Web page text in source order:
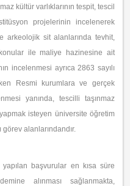
kültür varlıklarının tespit, tescil
projelerinin incelenerek
arkeolojik sit alanlarında tevhit,
ile maliye hazinesine ait
incelenmesi ayrıca 2863 sayılı
Resmi kurumlara ve gerçek
yanında, tescilli taşınmaz
isteyen üniversite öğretim
alanlarındandır.
başvurular en kısa süre
alınması sağlanmakta,